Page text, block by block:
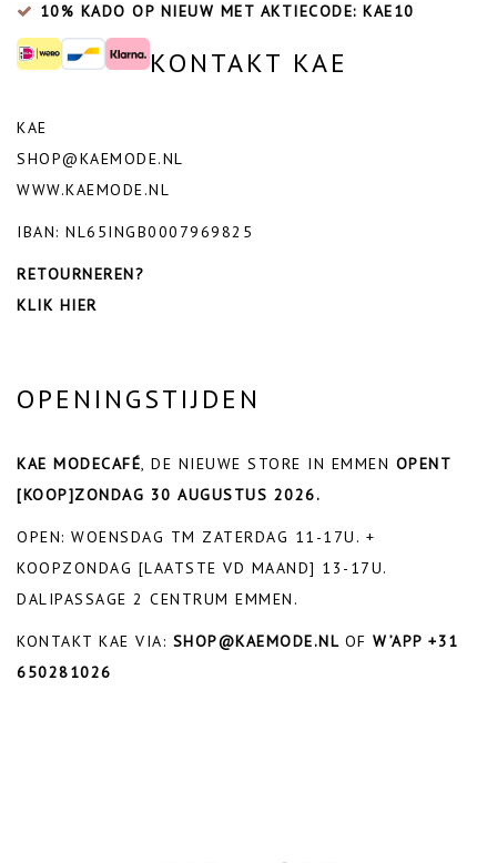
10% KADO OP NIEUW MET AKTIECODE: KAE10
KONTAKT KAE
KAE
SHOP@KAEMODE.NL
WWW.KAEMODE.NL
IBAN: NL65INGB0007969825
RETOURNEREN?
KLIK HIER
OPENINGSTIJDEN
KAE MODECAFÉ, DE NIEUWE STORE IN EMMEN OPENT
[KOOP]ZONDAG 30 AUGUSTUS 2026.
OPEN: WOENSDAG TM ZATERDAG 11-17U. +
KOOPZONDAG [LAATSTE VD MAAND] 13-17U.
DALIPASSAGE 2 CENTRUM EMMEN.
KONTAKT KAE VIA: SHOP@KAEMODE.NL OF W’APP +31
650281026